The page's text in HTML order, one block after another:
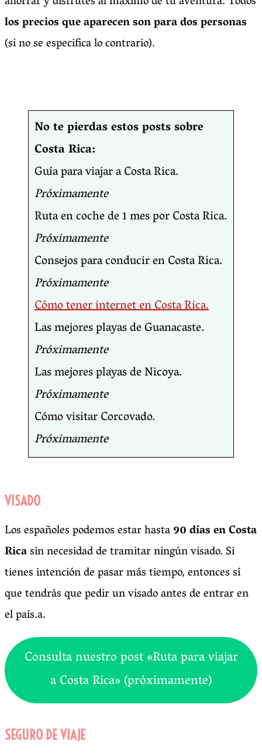
los precios que aparecen son para dos personas
(si no se especifica lo contrario).
No te pierdas estos posts sobre
Costa Rica:
Guía para viajar a Costa Rica.
Próximamente
Ruta en coche de 1 mes por Costa Rica.
Próximamente
Consejos para conducir en Costa Rica.
Próximamente
Cómo tener internet en Costa Rica.
Las mejores playas de Guanacaste.
Próximamente
Las mejores playas de Nicoya.
Próximamente
Cómo visitar Corcovado.
Próximamente
VISADO
Los españoles podemos estar hasta90 días en Costa
Ricasin necesidad de tramitar ningún visado. Si
tienes intención de pasar más tiempo, entonces sí
que tendrás que pedir un visado antes de entrar en
el país.a.
Consulta nuestro post «Ruta para viajar
a Costa Rica» (próximamente)
SEGURO DE VIAJE